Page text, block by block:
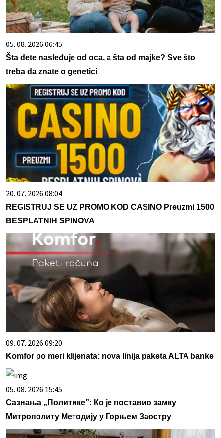
05. 08. 2026 06:45
Šta dete nasleđuje od oca, a šta od majke? Sve što
treba da znate o genetici
20. 07. 2026 08:04
REGISTRUJ SE UZ PROMO KOD CASINO Preuzmi 1500
BESPLATNIH SPINOVA
09. 07. 2026 09:20
Komfor po meri klijenata: nova linija paketa ALTA banke
05. 08. 2026 15:45
Сазнања „Политике”: Ко је поставио замку
Митрополиту Методију у Горњем Заостру